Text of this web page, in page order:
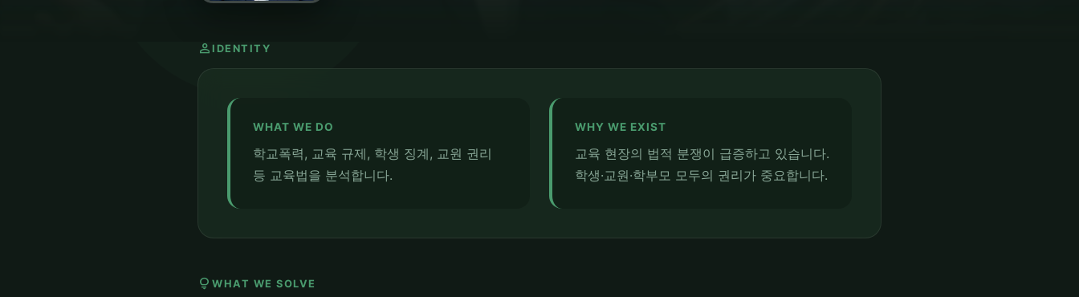
person IDENTITY
WHAT WE DO
학교폭력, 교육 규제, 학생 징계, 교원 권리
등 교육법을 분석합니다.
WHY WE EXIST
교육 현장의 법적 분쟁이 급증하고 있습니다.
학생·교원·학부모 모두의 권리가 중요합니다.
lightbulb WHAT WE SOLVE